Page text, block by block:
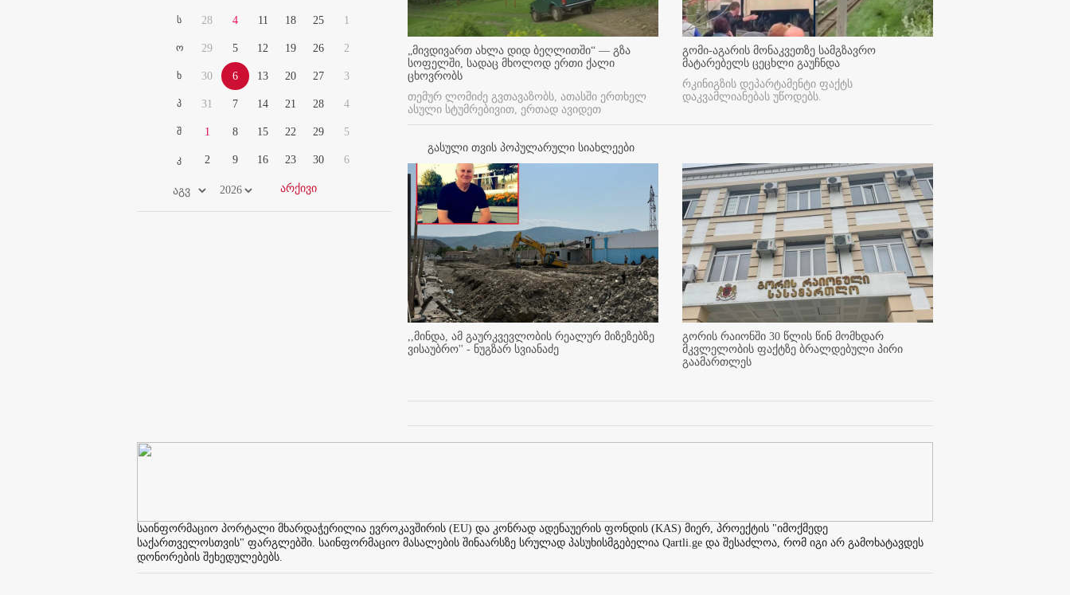
ს
ო
ხ
პ
შ
კ
28
29
30
31
1
2
4
5
6
7
8
9
11
12
13
14
15
16
18
19
20
21
22
23
25
26
27
28
29
30
1
2
3
4
5
6
„მივდივართ ახლა დიდ ბეღლითში“ — გზა
სოფელში, სადაც მხოლოდ ერთი ქალი
ცხოვრობს
თემურ ლომიძე გვთავაზობს, ათასში ერთხელ
ასული სტუმრებივით, ერთად ავიდეთ
გომი-აგარის მონაკვეთზე სამგზავრო
მატარებელს ცეცხლი გაუჩნდა
რკინიგზის დეპარტამენტი ფაქტს
დაკვამლიანებას უწოდებს.
გასული თვის პოპულარული სიახლეები
,,მინდა, ამ გაურკვევლობის რეალურ მიზეზებზე
ვისაუბრო'' - ნუგზარ სვიანაძე
გორის რაიონში 30 წლის წინ მომხდარ
მკვლელობის ფაქტზე ბრალდებული პირი
გაამართლეს
საინფორმაციო პორტალი მხარდაჭერილია ევროკავშირის (EU) და კონრად ადენაუერის ფონდის (KAS) მიერ, პროექტის "იმოქმედე
საქართველოსთვის" ფარგლებში. საინფორმაციო მასალების შინაარსზე სრულად პასუხისმგებელია Qartli.ge და შესაძლოა, რომ იგი არ გამოხატავდეს
დონორების შეხედულებებს.